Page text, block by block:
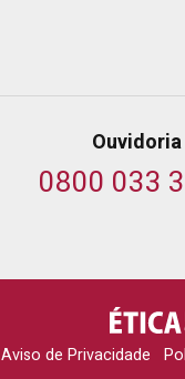
Ouvidoria
0800 033
Aviso de Privacidade